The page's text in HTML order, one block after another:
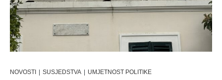
NOVOSTI | SUSJEDSTVA | UMJETNOST POLITIKE